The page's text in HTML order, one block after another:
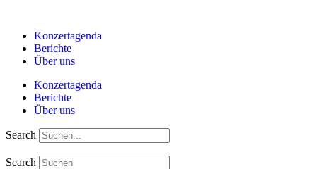
springenKonzertagenda
Berichte
Über uns
Konzertagenda
Berichte
Über uns
Search
Search